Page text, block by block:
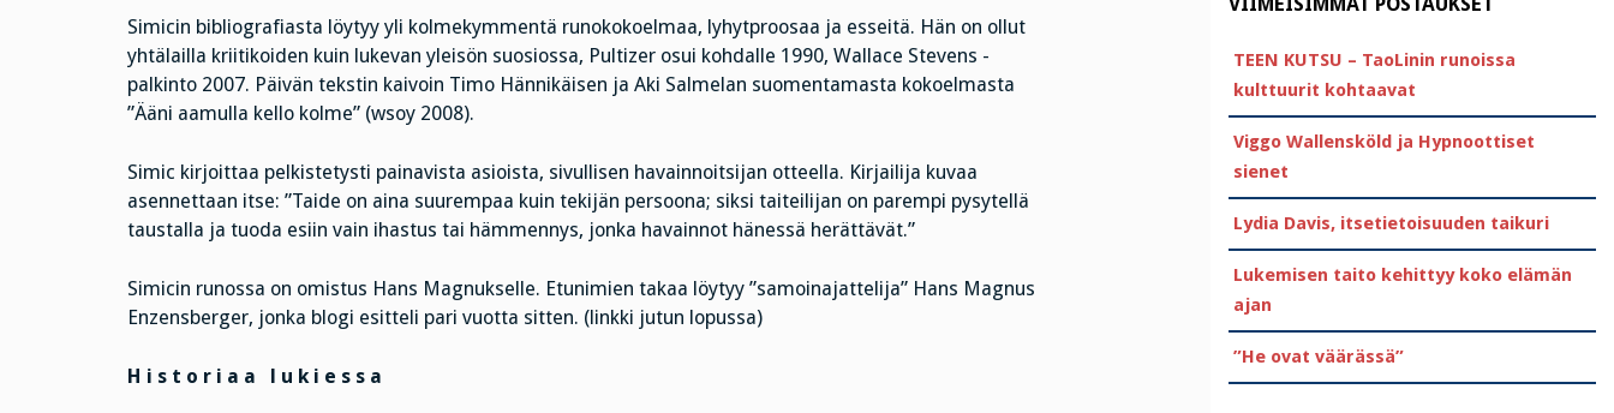
Simicin bibliografiasta löytyy yli kolmekymmentä runokokoelmaa, lyhytproosaa ja esseitä. Hän on ollut
yhtälailla kriitikoiden kuin lukevan yleisön suosiossa, Pultizer osui kohdalle 1990, Wallace Stevens -
palkinto 2007. Päivän tekstin kaivoin Timo Hännikäisen ja Aki Salmelan suomentamasta kokoelmasta
”Ääni aamulla kello kolme” (wsoy 2008).
Simic kirjoittaa pelkistetysti painavista asioista, sivullisen havainnoitsijan otteella. Kirjailija kuvaa
asennettaan itse: ”Taide on aina suurempaa kuin tekijän persoona; siksi taiteilijan on parempi pysytellä
taustalla ja tuoda esiin vain ihastus tai hämmennys, jonka havainnot hänessä herättävät.”
Simicin runossa on omistus Hans Magnukselle. Etunimien takaa löytyy ”samoinajattelija” Hans Magnus
Enzensberger, jonka blogi esitteli pari vuotta sitten. (linkki jutun lopussa)
H i s t o r i a a l u k i e s s a
TEEN KUTSU – TaoLinin runoissa
kulttuurit kohtaavat
Viggo Wallensköld ja Hypnoottiset
sienet
Lydia Davis, itsetietoisuuden taikuri
Lukemisen taito kehittyy koko elämän
ajan
”He ovat väärässä”